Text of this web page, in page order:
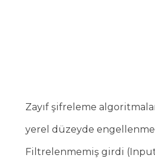
Zayıf şifreleme
yerel düzeyde
Filtrelenmemiş girdi